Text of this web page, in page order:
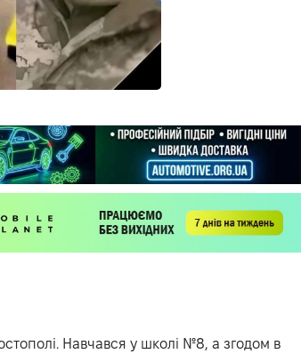
Навчався у школі №8, а згодом в